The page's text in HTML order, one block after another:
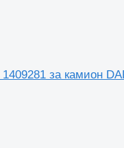
за камион